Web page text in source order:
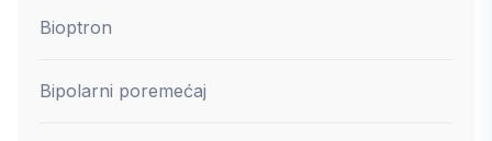
Bioptron
Bipolarni poremećaj